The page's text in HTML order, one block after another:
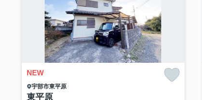
NEW
宇部市東平原
東平原